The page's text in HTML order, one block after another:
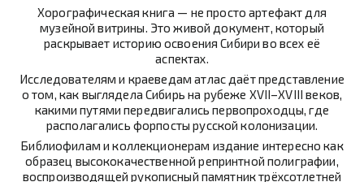
Хорографическая книга — не просто артефакт для
музейной витрины. Это живой документ, который
раскрывает историю освоения Сибири во всех её
аспектах.
Исследователям и краеведам атлас даёт представление
о том, как выглядела Сибирь на рубеже XVII–XVIII веков,
какими путями передвигались первопроходцы, где
располагались форпосты русской колонизации.
Библиофилам и коллекционерам издание интересно как
образец высококачественной репринтной полиграфии,
воспроизводящей рукописный памятник трёхсотлетней